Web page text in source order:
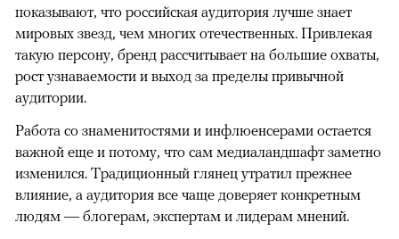
показывают, что российская аудитория лучше знает
мировых звезд, чем многих отечественных. Привлекая
такую персону, бренд рассчитывает на большие охваты,
рост узнаваемости и выход за пределы привычной
аудитории.
Работа со знаменитостями и инфлюенсерами остается
важной еще и потому, что сам медиаландшафт заметно
изменился. Традиционный глянец утратил прежнее
влияние, а аудитория все чаще доверяет конкретным
людям — блогерам, экспертам и лидерам мнений.